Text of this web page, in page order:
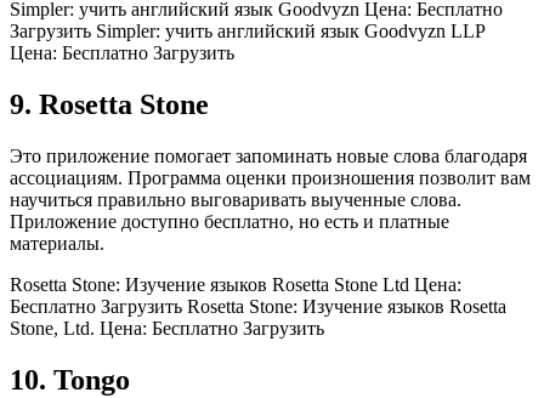
Simpler: учить английский язык Goodvyzn Цена: Бесплатно
Загрузить Simpler: учить английский язык Goodvyzn LLP
Цена: Бесплатно Загрузить
9. Rosetta Stone
Это приложение помогает запоминать новые слова благодаря
ассоциациям. Программа оценки произношения позволит вам
научиться правильно выговаривать выученные слова.
Приложение доступно бесплатно, но есть и платные
материалы.
Rosetta Stone: Изучение языков Rosetta Stone Ltd Цена:
Бесплатно Загрузить Rosetta Stone: Изучение языков Rosetta
Stone, Ltd. Цена: Бесплатно Загрузить
10. Tongo